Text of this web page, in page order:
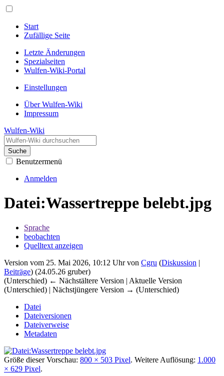
Start
Zufällige Seite
Letzte Änderungen
Spezialseiten
Wulfen-Wiki-Portal
Einstellungen
Über Wulfen-Wiki
Impressum
Wulfen-Wiki
Suche
Benutzermenü
Anmelden
Datei:Wassertreppe belebt.jpg
Sprache
beobachten
Quelltext anzeigen
Version vom 25. Mai 2026, 10:12 Uhr von Cgru (Diskussion |
Beiträge) (24.05.26 gruber)
(Unterschied) ← Nächstältere Version | Aktuelle Version
(Unterschied) | Nächstjüngere Version → (Unterschied)
Datei
Dateiversionen
Dateiverweise
Metadaten
Größe dieser Vorschau: 800 × 503 Pixel. Weitere Auflösung: 1.000
× 629 Pixel.